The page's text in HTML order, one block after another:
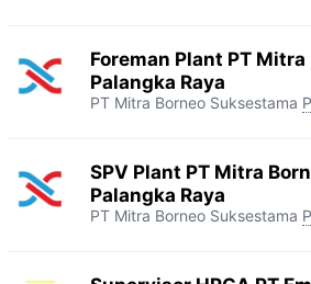
Foreman Plant PT
Palangka Raya
PT Mitra Borneo Suksestama
SPV Plant PT Mitra
Palangka Raya
PT Mitra Borneo Suksestama